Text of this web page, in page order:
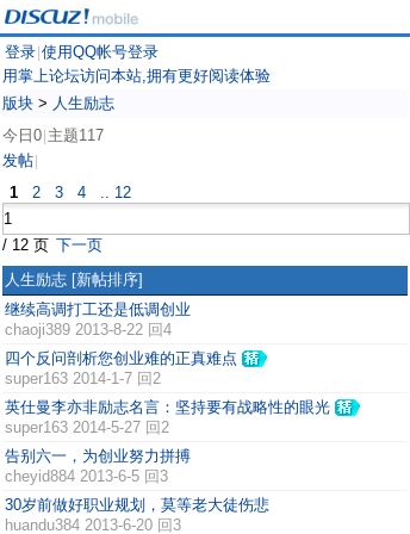
登录 使用QQ帐号登录
用掌上论坛访问本站,拥有更好阅读体验
版块 > 人生励志
今日0 主题117
发帖
1 2 3 4 .. 12
/ 12 页 下一页
人生励志 [新帖排序]
继续高调打工还是低调创业
chaoji389 2013-8-22 回4
四个反问剖析您创业难的正真难点
super163 2014-1-7 回2
英仕曼李亦非励志名言：坚持要有战略性的眼光
super163 2014-5-27 回2
告别六一，为创业努力拼搏
cheyid884 2013-6-5 回3
30岁前做好职业规划，莫等老大徒伤悲
huandu384 2013-6-20 回3